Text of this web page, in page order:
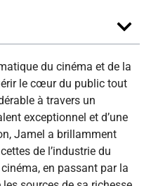
du cinéma et de la
le cœur du public tout
à travers un
exceptionnel et d’une
Jamel a brillamment
de l’industrie du
en passant par la